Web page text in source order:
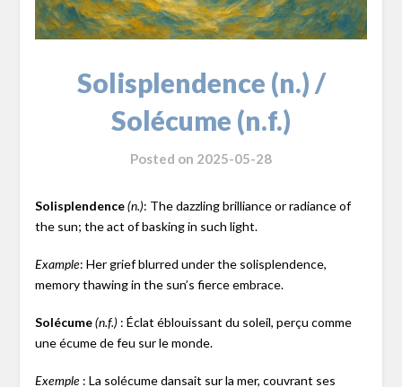
Solisplendence (n.) /
Solécume (n.f.)
Posted on 2025-05-28
Solisplendence (n.): The dazzling brilliance or radiance of
the sun; the act of basking in such light.
Example: Her grief blurred under the solisplendence,
memory thawing in the sun’s fierce embrace.
Solécume (n.f.) : Éclat éblouissant du soleil, perçu comme
une écume de feu sur le monde.
Exemple: La solécume dansait sur la mer, couvrant ses